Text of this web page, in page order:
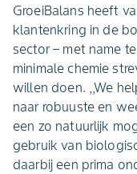
GroeiBalans heeft
klantenkring in de
sector – met name
minimale chemie
willen doen. ,,We
naar robuuste en
een zo natuurlijk
gebruik van
daarbij een prima